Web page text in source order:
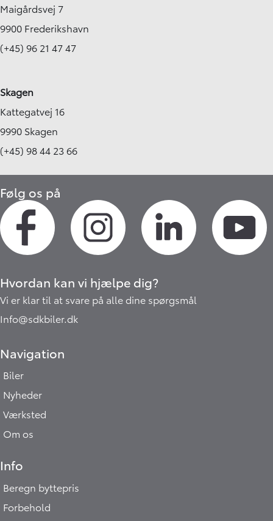
Maigårdsvej 7
9900 Frederikshavn
(+45) 96 21 47 47
Skagen
Kattegatvej 16
9990 Skagen
(+45) 98 44 23 66
Følg os på
Hvordan kan vi hjælpe dig?
Vi er klar til at svare på alle dine spørgsmål
Info@sdkbiler.dk
Navigation
Biler
Nyheder
Værksted
Om os
Info
Beregn byttepris
Forbehold